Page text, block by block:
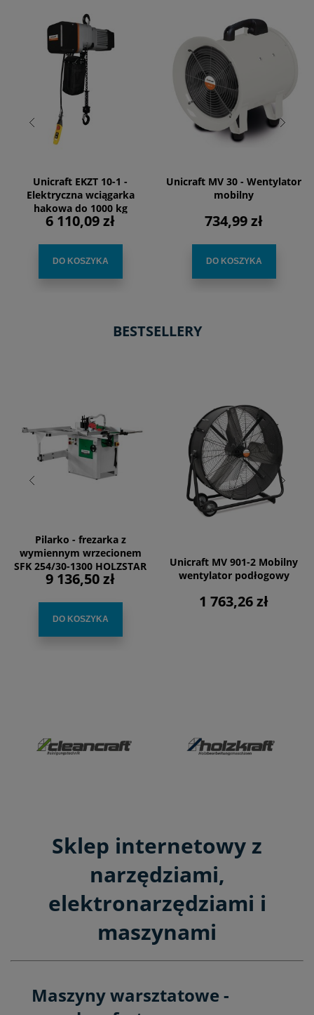
Unicraft EKZT 10-1 -
Elektryczna wciągarka
hakowa do 1000 kg
6 110,09 zł
DO KOSZYKA
Unicraft MV 30 - Wentylator
mobilny
734,99 zł
DO KOSZYKA
BESTSELLERY
Pilarko - frezarka z
wymiennym wrzecionem
SFK 254/30-1300 HOLZSTAR
9 136,50 zł
DO KOSZYKA
Unicraft MV 901-2 Mobilny
wentylator podłogowy
1 763,26 zł
Sklep internetowy z
narzędziami,
elektronarzędziami i
maszynami
Maszyny warsztatowe -